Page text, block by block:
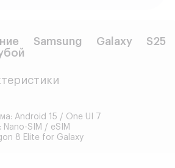
Samsung Galaxy S25
Android 15 / One UI 7
Nano-SIM / eSIM
8 Elite for Galaxy